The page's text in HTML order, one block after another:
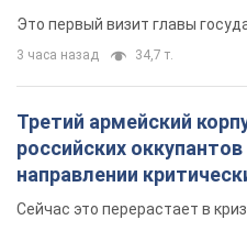
Это первый визит главы
3 часа назад 34,7 т.
Третий армейский
российских
направлении
удалось
Сейчас это перерастает в